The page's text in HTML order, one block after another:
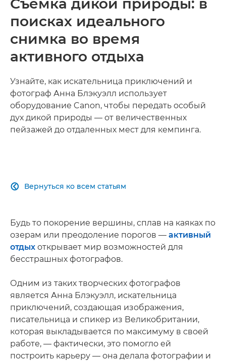
Съемка дикой природы: в
поисках идеального
снимка во время
активного отдыха
Узнайте, как искательница приключений и
фотограф Анна Блэкуэлл использует
оборудование Canon, чтобы передать особый
дух дикой природы — от величественных
пейзажей до отдаленных мест для кемпинга.
Вернуться ко всем статьям

Будь то покорение вершины, сплав на каяках по
озерам или преодоление порогов — активный
отдых открывает мир возможностей для
бесстрашных фотографов.
Одним из таких творческих фотографов
является Анна Блэкуэлл, искательница
приключений, создающая изображения,
писательница и спикер из Великобритании,
которая выкладывается по максимуму в своей
работе, — фактически, это помогло ей
построить карьеру — она делала фотографии и